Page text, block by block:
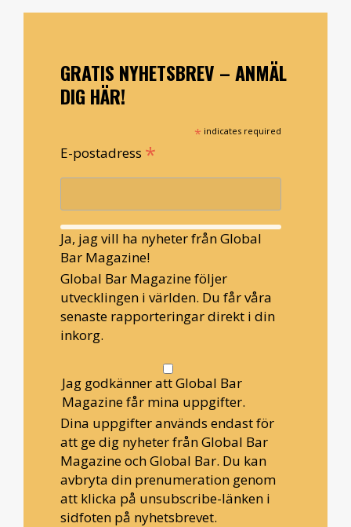
GRATIS NYHETSBREV – ANMÄL
DIG HÄR!
* indicates required
E-postadress *
Ja, jag vill ha nyheter från Global
Bar Magazine!
Global Bar Magazine följer
utvecklingen i världen. Du får våra
senaste rapporteringar direkt i din
inkorg.
Jag godkänner att Global Bar
Magazine får mina uppgifter.
Dina uppgifter används endast för
att ge dig nyheter från Global Bar
Magazine och Global Bar. Du kan
avbryta din prenumeration genom
att klicka på unsubscribe-länken i
sidfoten på nyhetsbrevet.